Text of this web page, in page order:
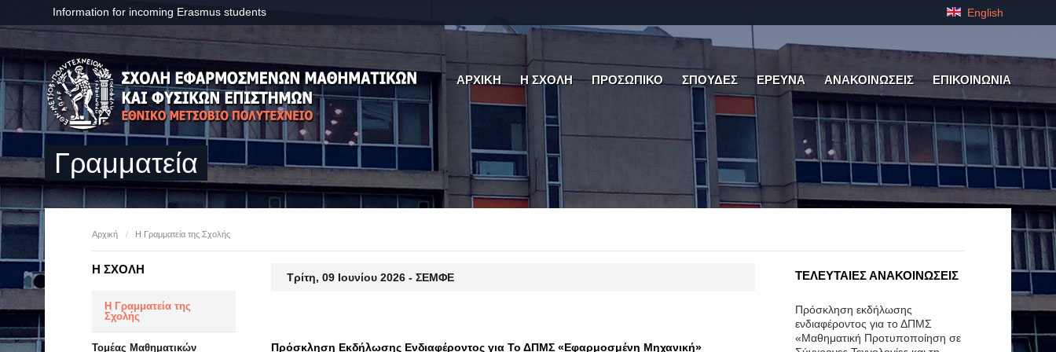
Information for incoming Erasmus students English
ΑΡΧΙΚΗ Η ΣΧΟΛΗ ΠΡΟΣΩΠΙΚΟ ΣΠΟΥΔΕΣ ΕΡΕΥΝΑ ΑΝΑΚΟΙΝΩΣΕΙΣ ΕΠΙΚΟΙΝΩΝΙΑ
Γραμματεία
Αρχική / Η Γραμματεία της Σχολής
Τρίτη, 09 Ιουνίου 2026 - ΣΕΜΦΕ
Πρόσκληση Εκδήλωσης Ενδιαφέροντος για Το ΔΠΜΣ «Εφαρμοσμένη Μηχανική»
Η ΣΧΟΛΗ
Η Γραμματεία της
Σχολής
Τομέας Μαθηματικών
ΤΕΛΕΥΤΑΙΕΣ ΑΝΑΚΟΙΝΩΣΕΙΣ
Πρόσκληση εκδήλωσης
ενδιαφέροντος για το ΔΠΜΣ
«Μαθηματική Προτυποποίηση σε